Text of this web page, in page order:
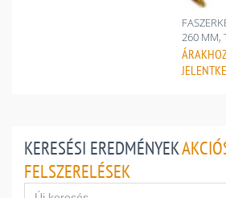
260 MM,
KERESÉSI EREDMÉNYEK
FELSZERELÉSEK